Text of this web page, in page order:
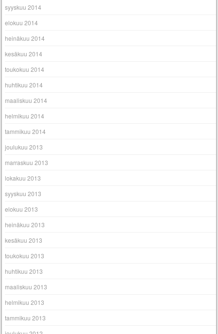
syyskuu 2014
elokuu 2014
heinäkuu 2014
kesäkuu 2014
toukokuu 2014
huhtikuu 2014
maaliskuu 2014
helmikuu 2014
tammikuu 2014
joulukuu 2013
marraskuu 2013
lokakuu 2013
syyskuu 2013
elokuu 2013
heinäkuu 2013
kesäkuu 2013
toukokuu 2013
huhtikuu 2013
maaliskuu 2013
helmikuu 2013
tammikuu 2013